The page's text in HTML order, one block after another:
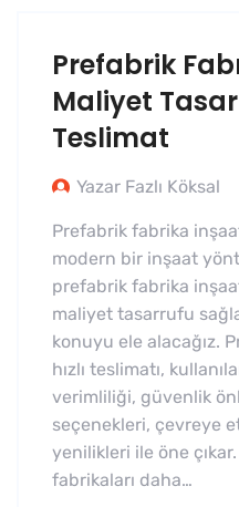
Prefabrik
Maliyet
Teslimat
Yazar Fazlı Köksal
Prefabrik fabrika
modern bir inşaat
prefabrik fabrika
maliyet tasarrufu
konuyu ele alacağız.
hızlı teslimatı,
verimliliği, güvenlik
seçenekleri, çevreye
yenilikleri ile öne
fabrikaları daha…